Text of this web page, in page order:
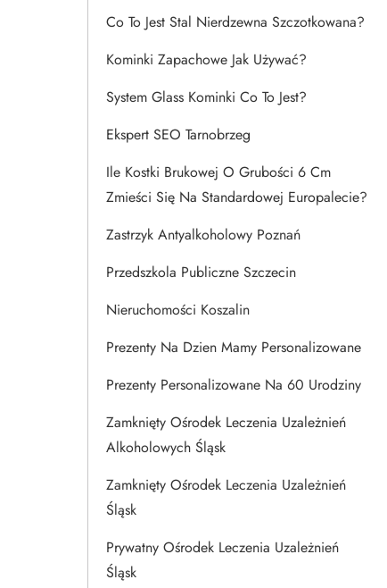
Co To Jest Stal Nierdzewna Szczotkowana?
Kominki Zapachowe Jak Używać?
System Glass Kominki Co To Jest?
Ekspert SEO Tarnobrzeg
Ile Kostki Brukowej O Grubości 6 Cm
Zmieści Się Na Standardowej Europalecie?
Zastrzyk Antyalkoholowy Poznań
Przedszkola Publiczne Szczecin
Nieruchomości Koszalin
Prezenty Na Dzien Mamy Personalizowane
Prezenty Personalizowane Na 60 Urodziny
Zamknięty Ośrodek Leczenia Uzależnień
Alkoholowych Śląsk
Zamknięty Ośrodek Leczenia Uzależnień
Śląsk
Prywatny Ośrodek Leczenia Uzależnień
Śląsk